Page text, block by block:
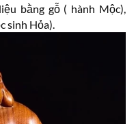
bằng gỗ ( hành Mộc),
sinh Hỏa).